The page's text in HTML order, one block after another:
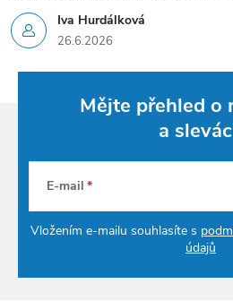
Iva Hurdálková
26.6.2026
Mějte přehled o
a
E-mail
Vložením e-mailu souhlasíte s
údajů